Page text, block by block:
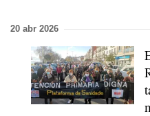
20 abr 2026